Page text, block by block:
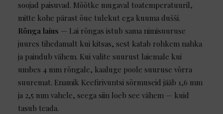
soojad paisuvad. Mõõtke mugaval toatemperatuuril,
mitte kohe pärast õue tulekut ega kuuma dušši.
Rõnga laius — Lai rõngas istub sama nimisuuruse
juures tihedamalt kui kitsas, sest katab rohkem nahka
ja paindub vähem. Kui valite suurust laiemale kui
umbes 4 mm rõngale, kaaluge poole suuruse võrra
suuremat. Enamik Keefirivuntsi sõrmuseid jääb 1,6 mm
ja 2,5 mm vahele, seega siin loeb see vähem — kuid
tasub teada.